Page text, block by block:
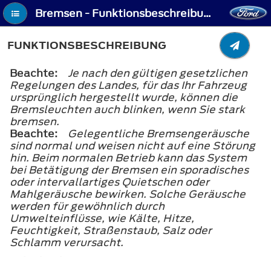
Bremsen - Funktionsbeschreibung
FUNKTIONSBESCHREIBUNG
Beachte:
Je nach den gültigen gesetzlichen
Regelungen des Landes, für das Ihr Fahrzeug
ursprünglich hergestellt wurde, können die
Bremsleuchten auch blinken, wenn Sie stark
bremsen.
Beachte:
Gelegentliche Bremsengeräusche
sind normal und weisen nicht auf eine Störung
hin. Beim normalen Betrieb kann das System
bei Betätigung der Bremsen ein sporadisches
oder intervallartiges Quietschen oder
Mahlgeräusche bewirken. Solche Geräusche
werden für gewöhnlich durch
Umwelteinflüsse, wie Kälte, Hitze,
Feuchtigkeit, Straßenstaub, Salz oder
Schlamm verursacht.